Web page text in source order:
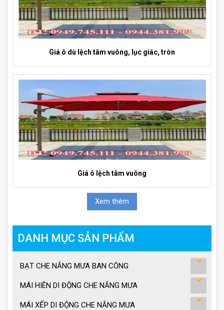
Giá ô dù lệch tâm vuông, lục giác, tròn
Giá ô lệch tâm vuông
Xem thêm
DANH MỤC SẢN PHẨM
BẠT CHE NẮNG MƯA BAN CÔNG
MÁI HIÊN DI ĐỘNG CHE NẮNG MƯA
MÁI XẾP DI ĐỘNG CHE NẮNG MƯA